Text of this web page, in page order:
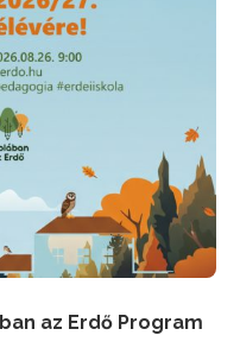
az Erdő Program